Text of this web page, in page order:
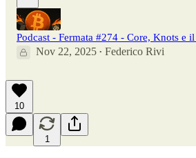
Podcast - Fermata #274 - Core, Knots e
Nov 22, 2025 • Federico Rivi
10
1